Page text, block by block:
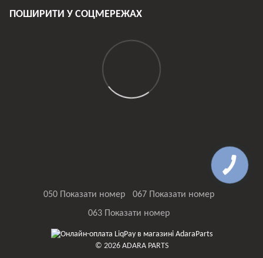
ПОШИРИТИ У СОЦМЕРЕЖАХ
050 Показати номер
067 Показати номер
063 Показати номер
© 2026 ADARA PARTS